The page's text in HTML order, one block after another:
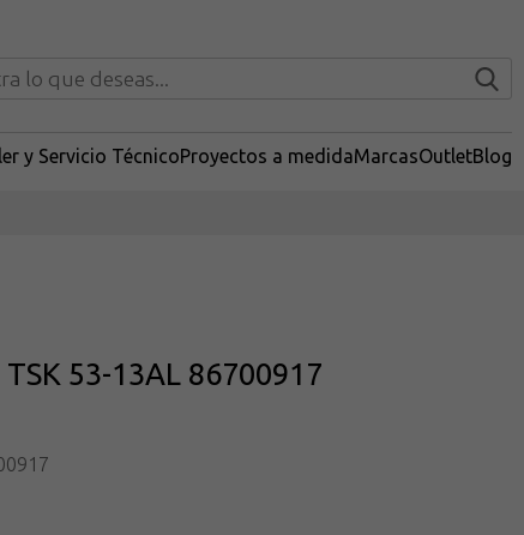
y Servicio TécnicoProyectos a medidaMarcasOutletBlog
53-13AL 86700917